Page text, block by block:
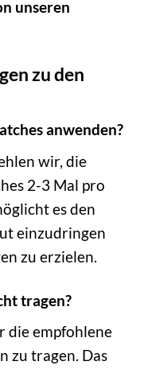
unseren
zu den
anwenden?
wir, die
2-3 Mal pro
es den
einzudringen
zu erzielen.
tragen?
die empfohlene
zu tragen. Das